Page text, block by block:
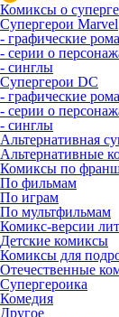
Комиксы о
Супергерои Marvel
- графические
- серии о
- синглы
Супергерои DC
- графические
- серии о
- синглы
Альтернативная
Альтернативные
Комиксы по
По фильмам
По играм
По мультфильмам
Комикс-версии
Детские комиксы
Комиксы для
Отечественные
Супергероика
Комедия
Другое